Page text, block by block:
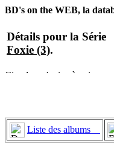
BD's on the WEB, la
Détails pour la Série
Foxie (3).
Liste des albums